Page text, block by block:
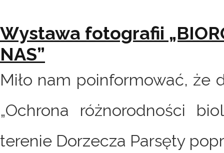
Wystawa fotografii
NAS”
Miło nam poinformować, że
„Ochrona różnorodności
terenie Dorzecza Parsęty